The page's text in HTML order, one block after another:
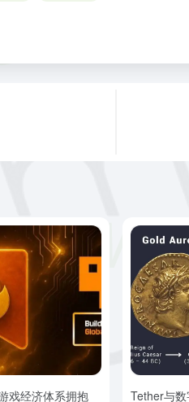
戏经济体系拥抱 Tether与